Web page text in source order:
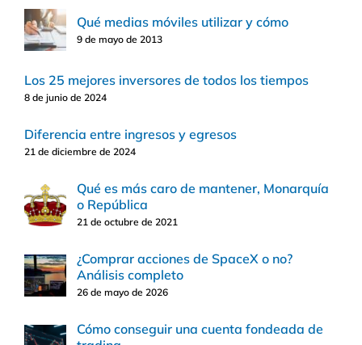
Qué medias móviles utilizar y cómo
9 de mayo de 2013
Los 25 mejores inversores de todos los tiempos
8 de junio de 2024
Diferencia entre ingresos y egresos
21 de diciembre de 2024
Qué es más caro de mantener, Monarquía
o República
21 de octubre de 2021
¿Comprar acciones de SpaceX o no?
Análisis completo
26 de mayo de 2026
Cómo conseguir una cuenta fondeada de